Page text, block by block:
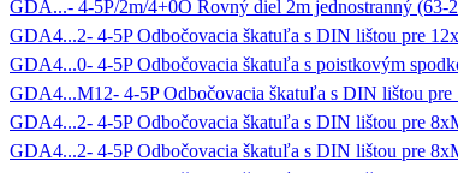
GDA...- 4-5P/2m/4+0O Rovný diel 2m jednostranný (63-
GDA4...2- 4-5P Odbočovacia škatuľa s DIN lištou pre
GDA4...0- 4-5P Odbočovacia škatuľa s poistkovým
GDA4...M12- 4-5P Odbočovacia škatuľa s DIN lištou
GDA4...2- 4-5P Odbočovacia škatuľa s DIN lištou pre
GDA4...2- 4-5P Odbočovacia škatuľa s DIN lištou pre